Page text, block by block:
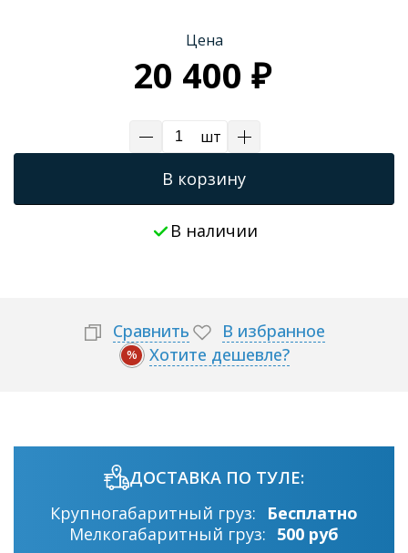
Цена
20 400 ₽
шт
В корзину
В наличии
Сравнить В избранное
% Хотите дешевле?
ДОСТАВКА ПО ТУЛЕ:
Крупногабаритный груз:
Бесплатно
Мелкогабаритный груз: 500 руб